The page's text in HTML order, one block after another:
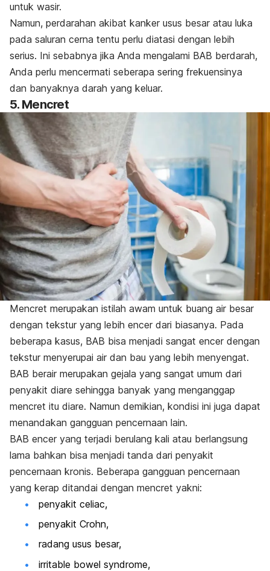
untuk wasir.
Namun, perdarahan akibat kanker usus besar atau luka
pada saluran cerna tentu perlu diatasi dengan lebih
serius. Ini sebabnya jika Anda mengalami BAB berdarah,
Anda perlu mencermati seberapa sering frekuensinya
dan banyaknya darah yang keluar.
5. Mencret
Mencret merupakan istilah awam untuk buang air besar
dengan tekstur yang lebih encer dari biasanya. Pada
beberapa kasus, BAB bisa menjadi sangat encer dengan
tekstur menyerupai air dan bau yang lebih menyengat.
BAB berair merupakan gejala yang sangat umum dari
penyakit diare sehingga banyak yang menganggap
mencret itu diare. Namun demikian, kondisi ini juga dapat
menandakan gangguan pencernaan lain.
BAB encer yang terjadi berulang kali atau berlangsung
lama bahkan bisa menjadi tanda dari penyakit
pencernaan kronis. Beberapa gangguan pencernaan
yang kerap ditandai dengan mencret yakni:
penyakit celiac,
penyakit Crohn,
radang usus besar,
irritable bowel syndrome,